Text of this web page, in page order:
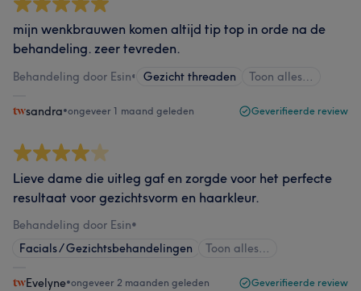
mijn wenkbrauwen komen altijd tip top in orde na de
behandeling. zeer tevreden.
Behandeling door Esin• Gezicht threaden Toon alles…
sandra•ongeveer 1 maand geleden Geverifieerde review
Lieve dame die uitleg gaf en zorgde voor het perfecte
resultaat voor gezichtsvorm en haarkleur.
Behandeling door Esin•
Facials / Gezichtsbehandelingen
Toon alles…
Evelyne•ongeveer 2 maanden geleden Geverifieerde review